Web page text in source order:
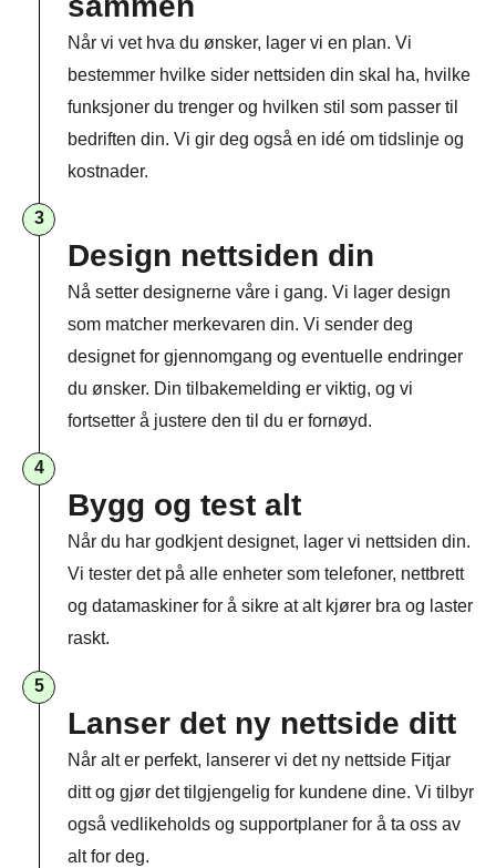
Når vi vet hva du ønsker, lager vi en plan. Vi
bestemmer hvilke sider nettsiden din skal ha, hvilke
funksjoner du trenger og hvilken stil som passer til
bedriften din. Vi gir deg også en idé om tidslinje og
kostnader.
3
Design nettsiden din
Nå setter designerne våre i gang. Vi lager design
som matcher merkevaren din. Vi sender deg
designet for gjennomgang og eventuelle endringer
du ønsker. Din tilbakemelding er viktig, og vi
fortsetter å justere den til du er fornøyd.
4
Bygg og test alt
Når du har godkjent designet, lager vi nettsiden din.
Vi tester det på alle enheter som telefoner, nettbrett
og datamaskiner for å sikre at alt kjører bra og laster
raskt.
5
Lanser det ny nettside ditt
Når alt er perfekt, lanserer vi det ny nettside Fitjar
ditt og gjør det tilgjengelig for kundene dine. Vi tilbyr
også vedlikeholds og supportplaner for å ta oss av
alt for deg.